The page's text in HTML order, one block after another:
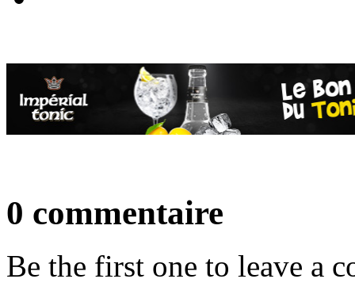
0 commentaire
Be the first one to leave a